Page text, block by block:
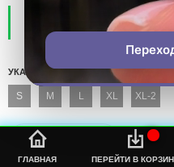
ГЛАВНАЯ
%s
ПЕРЕЙТИ В
COOL
НАЛИЧИЕ:
ЕСТЬ В
УКАЖИТЕ СВОЙ РАЗМЕР
S M L XL XL-2